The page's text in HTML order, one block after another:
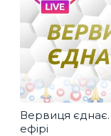
Вервиця
ефірі